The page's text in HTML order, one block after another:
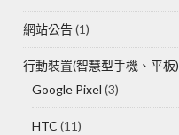
網站公告(1)
行動裝置(智慧型手機、平板)
Google Pixel (3)
HTC (11)